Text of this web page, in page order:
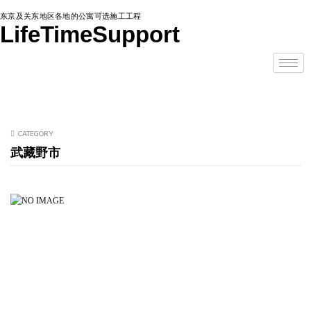
东京及关东地区各地的公寓可选施工工程
LifeTimeSupport
CATEGORY
武藏野市